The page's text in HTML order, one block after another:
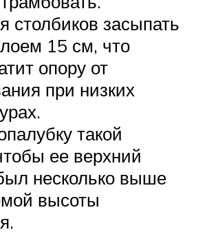
столбиков засыпать
15 см, что
опору от
при низких
такой
ее верхний
несколько выше
высоты